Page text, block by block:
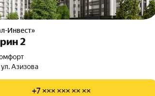
Инвест»
2
Азизова
+7 ××× ××× ×× ××